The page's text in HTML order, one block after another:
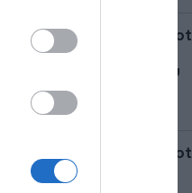
Κλήρωση Eurojackpot
14/07: Αυτοί είναι οι
τυχεροί αριθμοί που
κερδίζουν 40
εκατομμύρια ευρώ
Κλήρωση Eurojackpot
10/7: Αυτοί είναι οι